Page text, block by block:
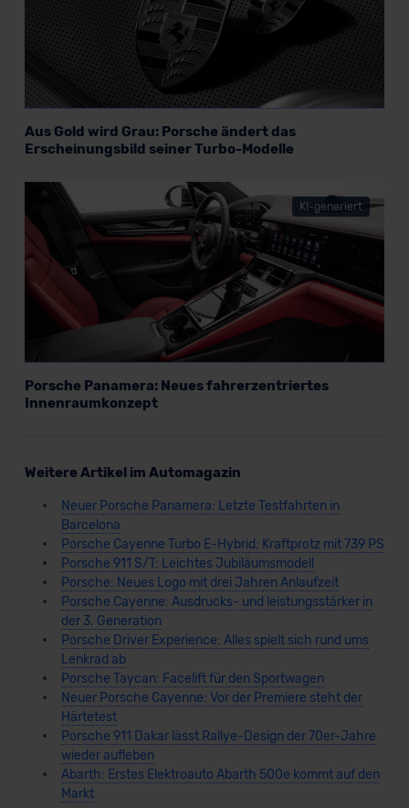
datenschutz@meinauto.de anfordern.
Datenschutzerklärung|Impressum
Aus Gold wird Grau: Porsche ändert das
Erscheinungsbild seiner Turbo-Modelle
KI-generiert
Porsche Panamera: Neues fahrerzentriertes
Innenraumkonzept
Weitere Artikel im Automagazin
Neuer Porsche Panamera: Letzte Testfahrten in
Barcelona
Porsche Cayenne Turbo E-Hybrid: Kraftprotz mit 739 PS
Porsche 911 S/T: Leichtes Jubiläumsmodell
Porsche: Neues Logo mit drei Jahren Anlaufzeit
Porsche Cayenne: Ausdrucks- und leistungsstärker in
der 3. Generation
Porsche Driver Experience: Alles spielt sich rund ums
Lenkrad ab
Porsche Taycan: Facelift für den Sportwagen
Neuer Porsche Cayenne: Vor der Premiere steht der
Härtetest
Porsche 911 Dakar lässt Rallye-Design der 70er-Jahre
wieder aufleben
Abarth: Erstes Elektroauto Abarth 500e kommt auf den
Markt